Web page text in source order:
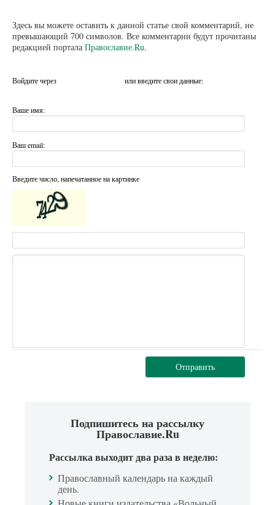
Здесь вы можете оставить к данной статье свой комментарий, не
превышающий 700 символов. Все комментарии будут прочитаны
редакцией портала Православие.Ru.
Войдите через или введите свои данные:
Ваше имя:
Ваш email:
Введите число, напечатанное на картинке
Отправить
Подпишитесь на рассылку
Православие.Ru
Рассылка выходит два раза в неделю:
Православный календарь на каждый
день.